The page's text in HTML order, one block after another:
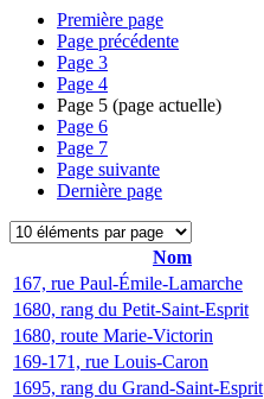
Première page
Page précédente
Page 3
Page 4
Page 5 (page actuelle)
Page 6
Page 7
Page suivante
Dernière page
Nom
167, rue Paul-Émile-Lamarche
1680, rang du Petit-Saint-Esprit
1680, route Marie-Victorin
169-171, rue Louis-Caron
1695, rang du Grand-Saint-Esprit